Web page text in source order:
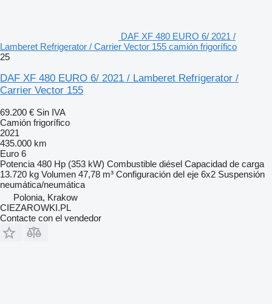
DAF XF 480 EURO 6/ 2021 /
Lamberet Refrigerator / Carrier Vector 155 camión frigorífico
25
DAF XF 480 EURO 6/ 2021 / Lamberet Refrigerator /
Carrier Vector 155
69.200 € Sin IVA
Camión frigorífico
2021
435.000 km
Euro 6
Potencia 480 Hp (353 kW) Combustible diésel Capacidad de carga
13.720 kg Volumen 47,78 m³ Configuración del eje 6x2 Suspensión
neumática/neumática
Polonia, Krakow
CIEZAROWKI.PL
Contacte con el vendedor